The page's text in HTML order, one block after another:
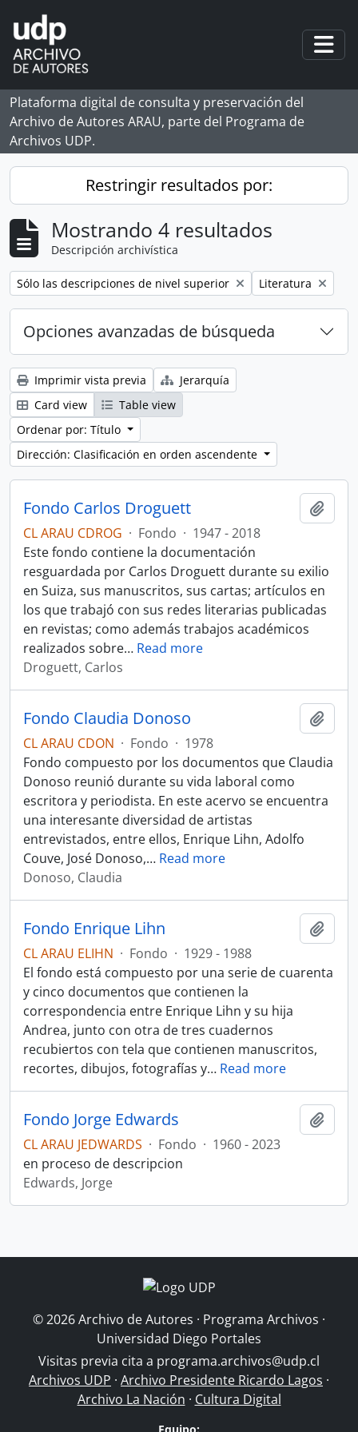
Skip to main content
Plataforma digital de consulta y preservación del
Archivo de Autores ARAU, parte del Programa de
Archivos UDP.
Restringir resultados por:
Mostrando 4 resultados
Descripción archivística
Remove filter:
Sólo las descripciones de nivel superior Remove filter:
Literatura
Opciones avanzadas de búsqueda
Imprimir vista previa
Jerarquía
Card view
Table view
Ordenar por: Título
Dirección: Clasificación en orden ascendente
Fondo Carlos Droguett
CL ARAU CDROG · Fondo · 1947 - 2018
Este fondo contiene la documentación
resguardada por Carlos Droguett durante su exilio
en Suiza, sus manuscritos, sus cartas; artículos en
los que trabajó con sus redes literarias publicadas
en revistas; como además trabajos académicos
realizados sobre… Read more
Droguett, Carlos
Fondo Claudia Donoso
CL ARAU CDON · Fondo · 1978
Fondo compuesto por los documentos que Claudia
Donoso reunió durante su vida laboral como
escritora y periodista. En este acervo se encuentra
una interesante diversidad de artistas
entrevistados, entre ellos, Enrique Lihn, Adolfo
Couve, José Donoso,… Read more
Donoso, Claudia
Fondo Enrique Lihn
CL ARAU ELIHN · Fondo · 1929 - 1988
El fondo está compuesto por una serie de cuarenta
y cinco documentos que contienen la
correspondencia entre Enrique Lihn y su hija
Andrea, junto con otra de tres cuadernos
recubiertos con tela que contienen manuscritos,
recortes, dibujos, fotografías y… Read more
Fondo Jorge Edwards
CL ARAU JEDWARDS · Fondo · 1960 - 2023
en proceso de descripcion
Edwards, Jorge
© 2026 Archivo de Autores · Programa Archivos ·
Universidad Diego Portales
Visitas previa cita a programa.archivos@udp.cl
Archivos UDP · Archivo Presidente Ricardo Lagos ·
Archivo La Nación · Cultura Digital